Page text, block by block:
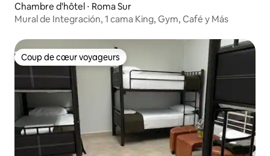
Chambre d'hôtel ⋅ Roma Sur
Mural de Integración, 1 cama King, Gym, Café y Más
Coup de cœur voyageurs
Coup de cœur voyageurs